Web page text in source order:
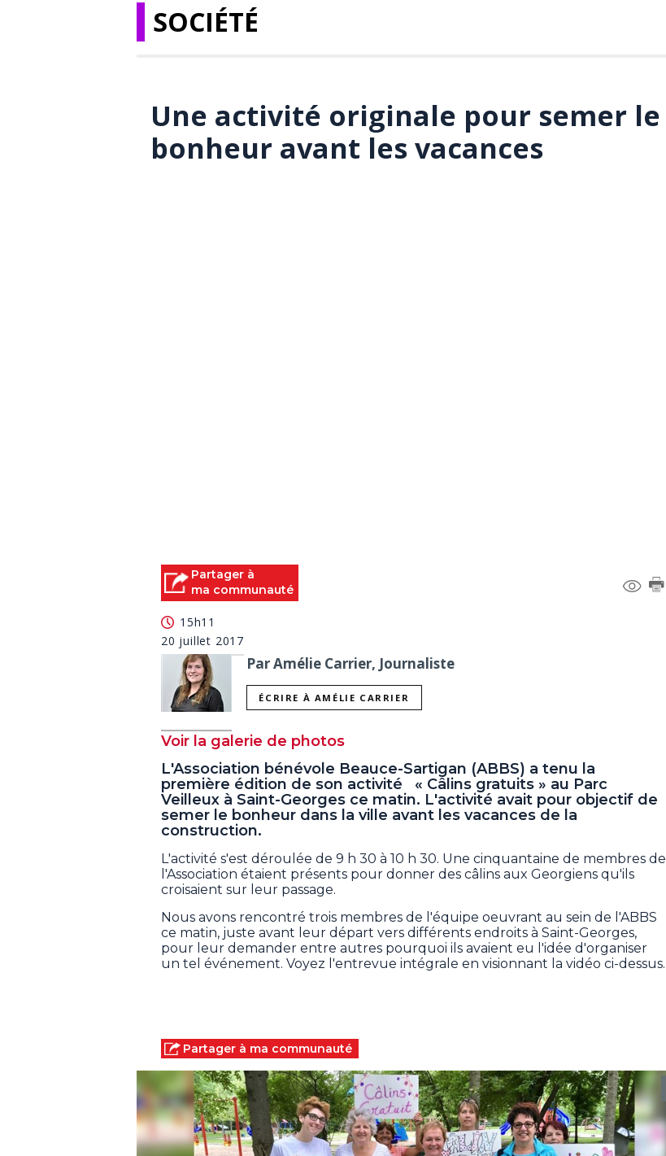
SOCIÉTÉ
Une activité originale pour semer le
bonheur avant les vacances
Partager à
ma communauté
15h11
20 juillet 2017
Par Amélie Carrier, Journaliste
ÉCRIRE À AMÉLIE CARRIER
Voir la galerie de photos
L'Association bénévole Beauce-Sartigan (ABBS) a tenu la
première édition de son activité « Câlins gratuits » au Parc
Veilleux à Saint-Georges ce matin. L'activité avait pour objectif de
semer le bonheur dans la ville avant les vacances de la
construction.
L'activité s'est déroulée de 9 h 30 à 10 h 30. Une cinquantaine de membres de
l'Association étaient présents pour donner des câlins aux Georgiens qu'ils
croisaient sur leur passage.
Nous avons rencontré trois membres de l'équipe oeuvrant au sein de l'ABBS
ce matin, juste avant leur départ vers différents endroits à Saint-Georges,
pour leur demander entre autres pourquoi ils avaient eu l'idée d'organiser
un tel événement. Voyez l'entrevue intégrale en visionnant la vidéo ci-dessus.
Partager à ma communauté